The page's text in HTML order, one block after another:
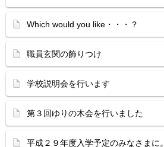
Which would you like・・・？
職員玄関の飾りつけ
学校説明会を行います
第３回ゆりの木会を行いました
平成２９年度入学予定のみなさまに。